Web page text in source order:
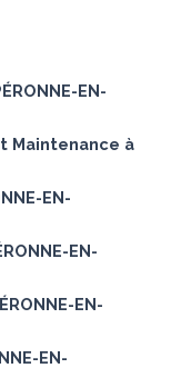
EN-
Maintenance à
EN-
EN-
EN-
EN-